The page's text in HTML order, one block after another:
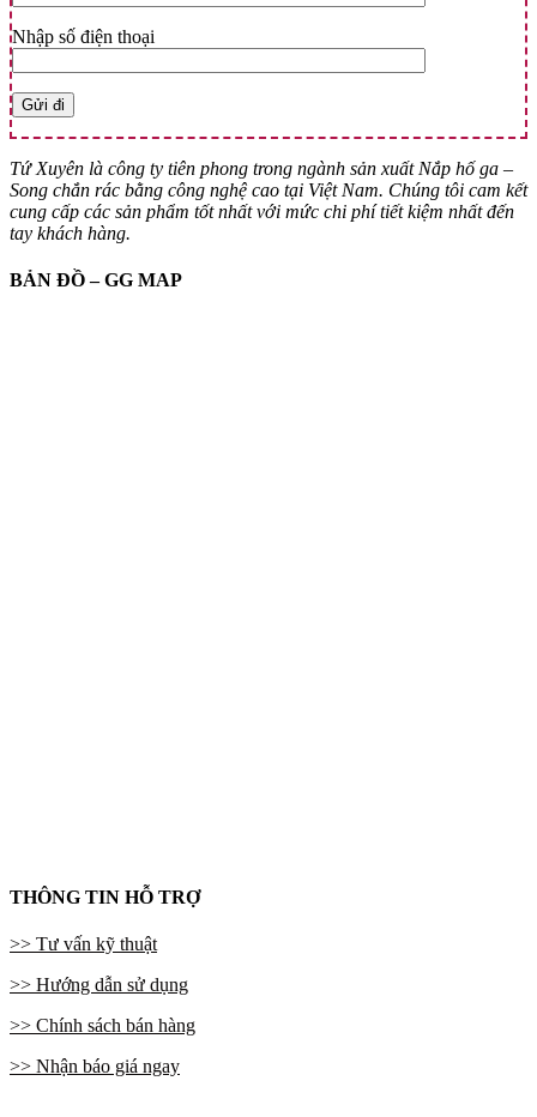
Nhập số điện thoại
Tứ Xuyên là công ty tiên phong trong ngành sản xuất Nắp hố ga –
Song chắn rác bằng công nghệ cao tại Việt Nam. Chúng tôi cam kết
cung cấp các sản phẩm tốt nhất với mức chi phí tiết kiệm nhất đến
tay khách hàng.
BẢN ĐỒ – GG MAP
THÔNG TIN HỖ TRỢ
>> Tư vấn kỹ thuật
>> Hướng dẫn sử dụng
>> Chính sách bán hàng
>> Nhận báo giá ngay